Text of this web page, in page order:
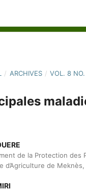
/ ARCHIVES / VOL. 8
de la Protection des
d’Agriculture de